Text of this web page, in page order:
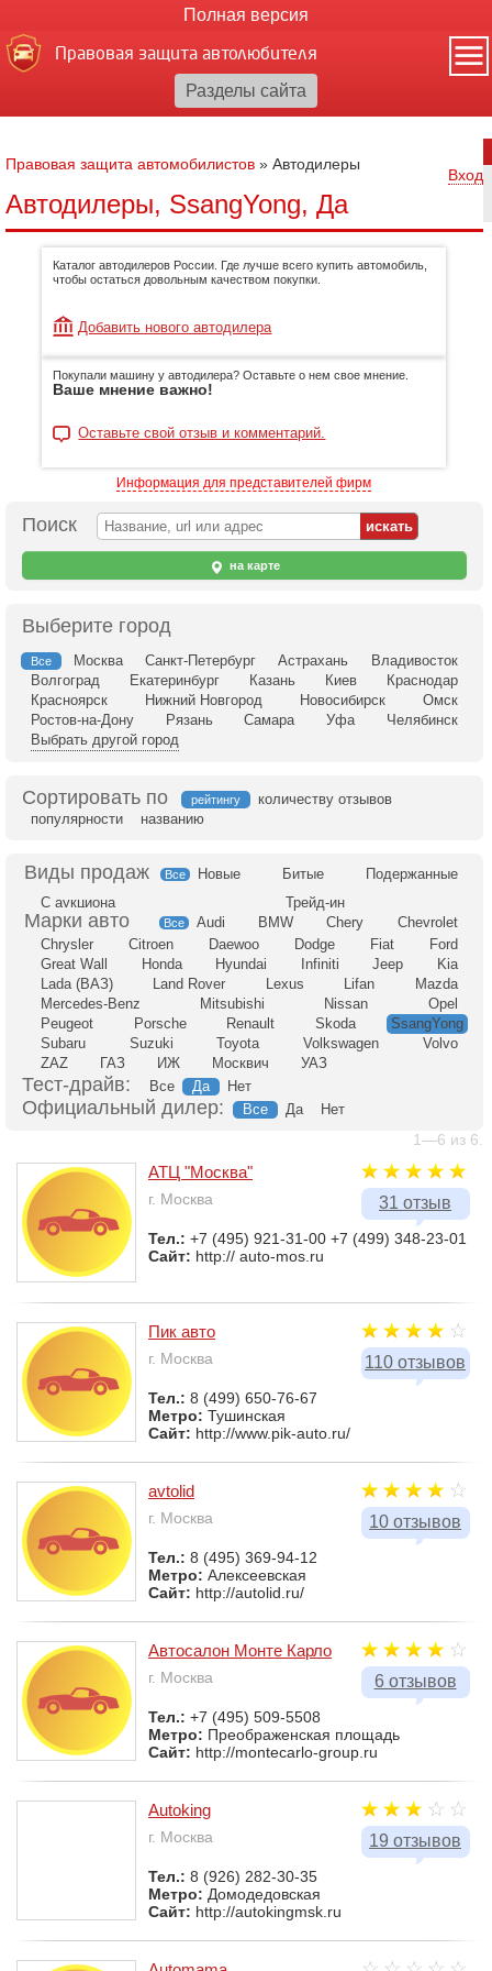
Полная версия
Правовая защита автолюбителя
Правовая защита автомобилистов » Автодилеры
Вход
Автодилеры, SsangYong, Да
Каталог автодилеров России. Где лучше всего купить автомобиль,
чтобы остаться довольным качеством покупки.
Добавить нового автодилера
Покупали машину у автодилера? Оставьте о нем свое мнение.
Ваше мнение важно!
Оставьте свой отзыв и комментарий.
Информация для представителей фирм
Поиск
на карте
Выберите город
Все Москва Санкт-Петербург Астрахань
Владивосток
Волгоград
Екатеринбург Казань Киев
Краснодар
Красноярск
Нижний Новгород Новосибирск
Омск
Ростов-на-Дону
Рязань Самара Уфа
Челябинск
Выбрать другой город
Сортировать по рейтингу
количеству отзывов
популярности
названию
Все Новые Битые
Подержанные
С аукциона
Трейд-ин
Все Audi BMW Chery
Chevrolet
Chrysler
Citroen Daewoo Dodge Fiat
Ford
Great Wall
Honda Hyundai Infiniti Jeep
Kia
Lada (ВАЗ)
Land Rover Lexus Lifan
Mazda
Mercedes-Benz
Mitsubishi Nissan
Opel
Peugeot
Porsche Renault Skoda
SsangYong
Subaru
Suzuki Toyota Volkswagen
Volvo
ZAZ
ГАЗ ИЖ Москвич УАЗ
Тест-драйв: Все Да Нет
Официальный дилер: Все Да Нет
1—6 из 6.
31 отзыв
АТЦ "Москва"
г. Москва
Тел.: +7 (495) 921-31-00 +7 (499) 348-23-01
Сайт: http:// auto-mos.ru
110 отзывов
Пик авто
г. Москва
Тел.: 8 (499) 650-76-67
Метро: Тушинская
Сайт: http://www.pik-auto.ru/
10 отзывов
avtolid
г. Москва
Тел.: 8 (495) 369-94-12
Метро: Алексеевская
Сайт: http://autolid.ru/
6 отзывов
Автосалон Монте Карло
г. Москва
Тел.: +7 (495) 509-5508
Метро: Преображенская площадь
Сайт: http://montecarlo-group.ru
19 отзывов
Autoking
г. Москва
Тел.: 8 (926) 282-30-35
Метро: Домодедовская
Сайт: http://autokingmsk.ru